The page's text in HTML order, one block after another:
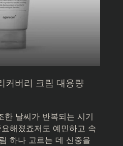
커버리 크림 대용량
한 날씨가 반복되는 시기
해졌죠저도 예민하고 속
하나 고르는 데 신중을